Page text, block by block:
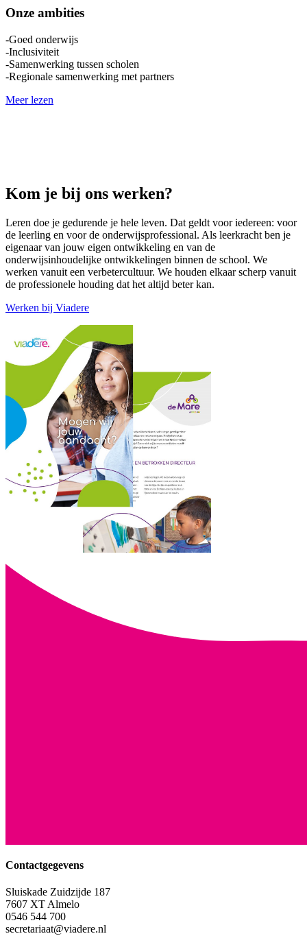
Onze ambities
-Goed onderwijs
-Inclusiviteit
-Samenwerking tussen scholen
-Regionale samenwerking met partners
Meer lezen
Kom je bij ons werken?
Leren doe je gedurende je hele leven. Dat geldt voor iedereen: voor
de leerling en voor de onderwijsprofessional. Als leerkracht ben je
eigenaar van jouw eigen ontwikkeling en van de
onderwijsinhoudelijke ontwikkelingen binnen de school. We
werken vanuit een verbetercultuur. We houden elkaar scherp vanuit
de professionele houding dat het altijd beter kan.
Werken bij Viadere
Contactgegevens
Sluiskade Zuidzijde 187
7607 XT Almelo
0546 544 700
secretariaat@viadere.nl